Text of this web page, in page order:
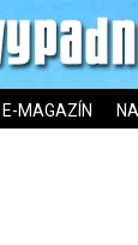
E-MAGAZÍN